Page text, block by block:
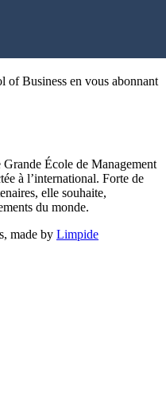
of Business en vous abonnant
École de Management
à l’international. Forte de
elle souhaite,
du monde.
made by Limpide